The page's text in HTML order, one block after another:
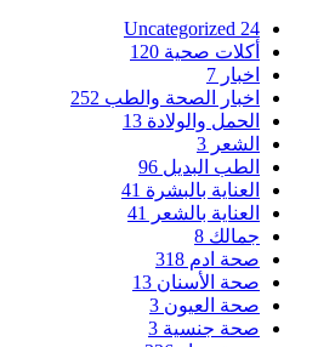
Uncategorized 24
أكلات صحية 120
اخبار 7
اخبار الصحة والطب 252
الحمل والولادة 13
الشعر 3
الطب البديل 96
العناية بالبشرة 41
العناية بالشعر
41
جمالك 8
صحة ادم 318
صحة الأسنان 13
صحة العيون 3
صحة جنسية 3